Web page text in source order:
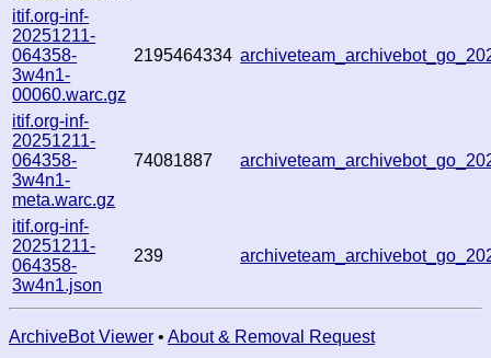
itif.org-inf-
20251211-
064358-
3w4n1-
00060.warc.gz
2195464334
itif.org-inf-
20251211-
064358-
3w4n1-
meta.warc.gz
74081887
itif.org-inf-
20251211-
064358-
3w4n1.json
239
ArchiveBot Viewer • About & Removal Request